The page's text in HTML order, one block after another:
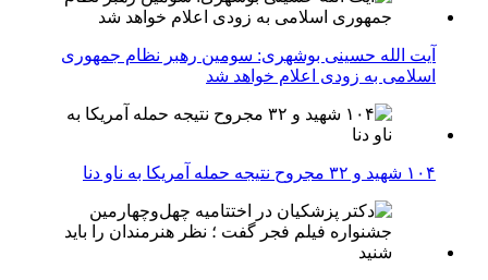
آیت الله حسینی بوشهری: سومین رهبر نظام جمهوری
اسلامی به زودی اعلام خواهد شد
۱۰۴ شهید و ۳۲ مجروح نتیجه حمله آمریکا به ناو دنا